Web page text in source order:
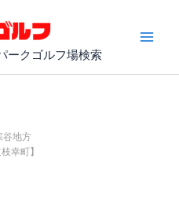
ークゴルフ場検索
谷地方
幸町】